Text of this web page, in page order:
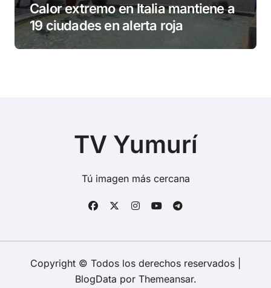
Calor extremo en Italia mantiene a
19 ciudades en alerta roja
TV Yumurí
Tú imagen más cercana
Copyright © Todos los derechos reservados
BlogData por Themeansar.